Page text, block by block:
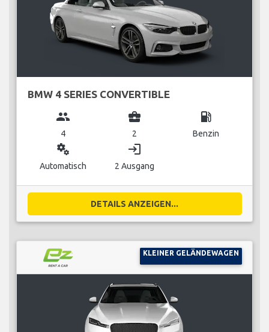
BMW 4 SERIES CONVERTIBLE
group
4
business_center
2
local_gas_station
Benzin
miscellaneous_services
Automatisch
login
2 Ausgang
DETAILS ANZEIGEN...
KLEINER GELÄNDEWAGEN